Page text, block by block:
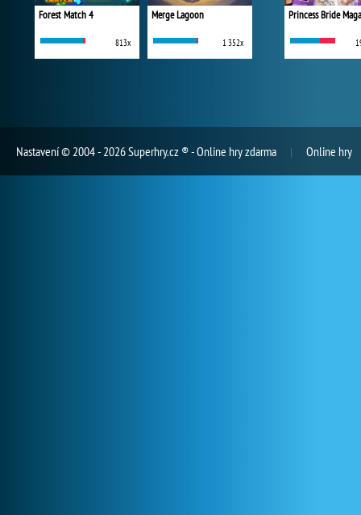
Forest Match 4
813x
Merge Lagoon
1 352x
Princess Bride
Nastavení© 2004 - 2026 Superhry.cz ® - Online hry zdarma Online hry